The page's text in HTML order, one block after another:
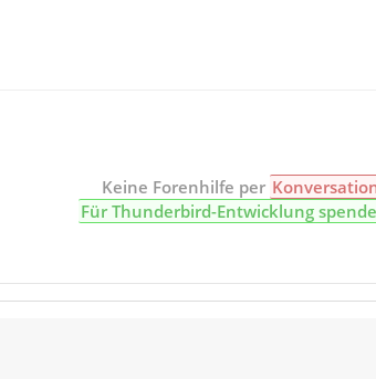
Keine Forenhilfe per
Für Thunderbird-Entwicklung